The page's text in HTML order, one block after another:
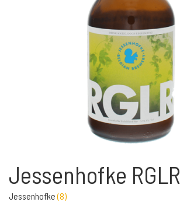
Jessenhofke RGLR
Jessenhofke(8)